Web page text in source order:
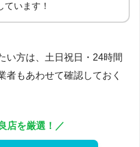
ています！
い方は、土日祝日・24時間
者もあわせて確認しておく
店を厳選！／